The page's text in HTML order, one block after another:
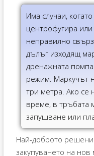
Има случаи,
центрофугира
неправилно
дълъг изходящ
дренажната
режим. Маркучът
три метра. Ако се
време, в тръбата
запушване или
Най-доброто
закупуването на нов